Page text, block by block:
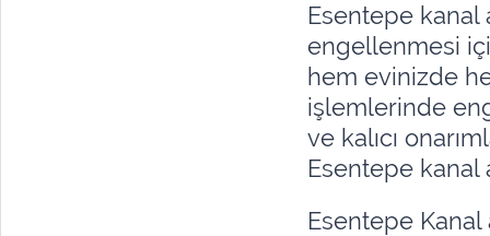
Esentepe kanal
engellenmesi
hem evinizde
işlemlerinde
ve kalıcı
Esentepe kanal
Esentepe Kanal